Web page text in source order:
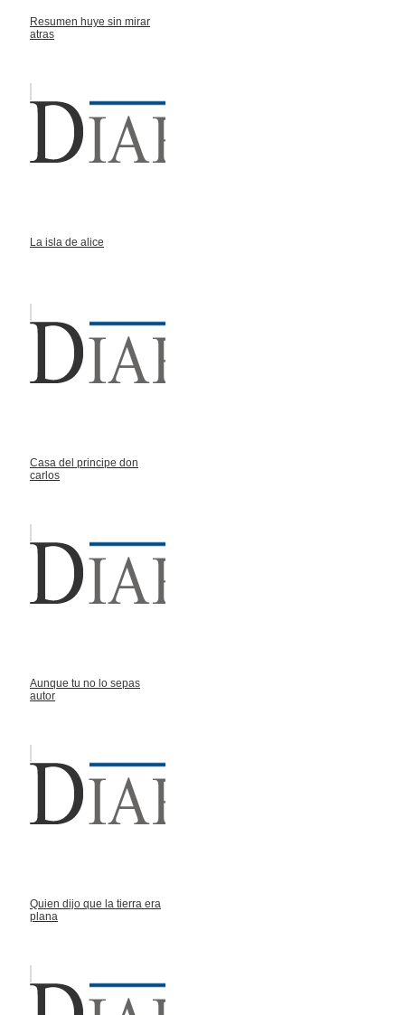
Resumen huye sin mirar
atras
La isla de alice
Casa del principe don
carlos
Aunque tu no lo sepas
autor
Quien dijo que la tierra era
plana